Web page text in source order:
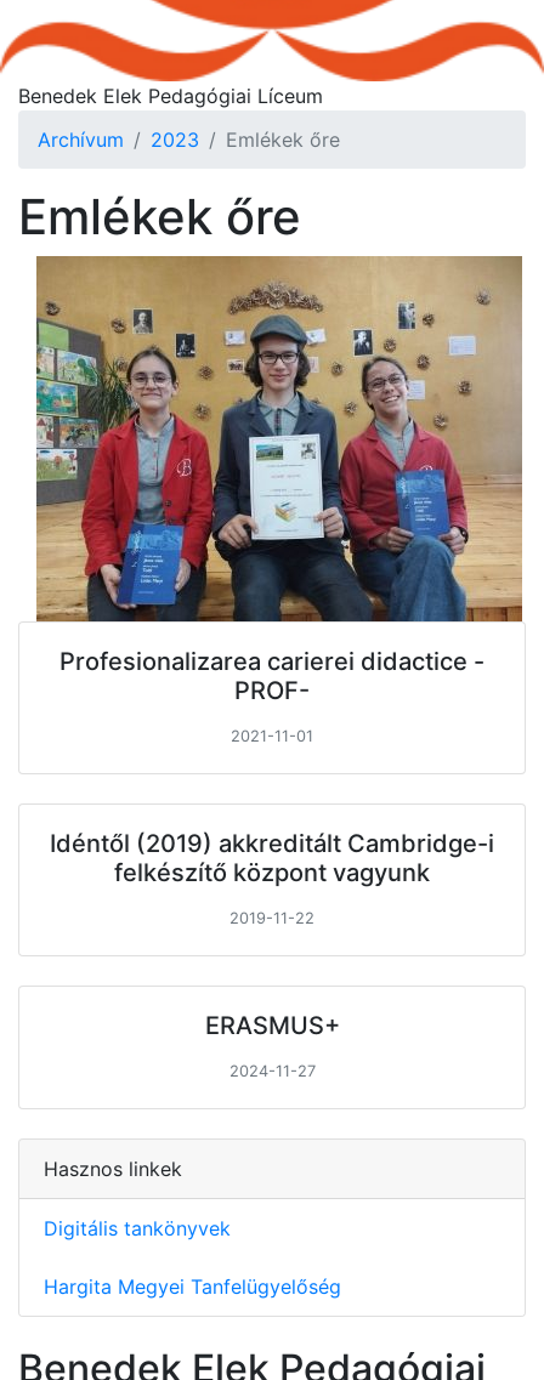
Benedek Elek Pedagógiai Líceum
Archívum
2023 Emlékek őre
Emlékek őre
Profesionalizarea carierei didactice -
PROF-
2021-11-01
Idéntől (2019) akkreditált Cambridge-i
felkészítő központ vagyunk
2019-11-22
ERASMUS+
2024-11-27
Hasznos linkek
Digitális tankönyvek
Hargita Megyei Tanfelügyelőség
Benedek Elek Pedagógiai